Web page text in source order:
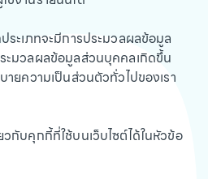
ระเภทจะมีการประมวลผลข้อมูล
ะมวลผลข้อมูลส่วนบุคคลเกิดขึ้น
ายความเป็นส่วนตัวทั่วไปของเรา
กับคุกกี้ที่ใช้บนเว็บไซต์ได้ในหัวข้อ